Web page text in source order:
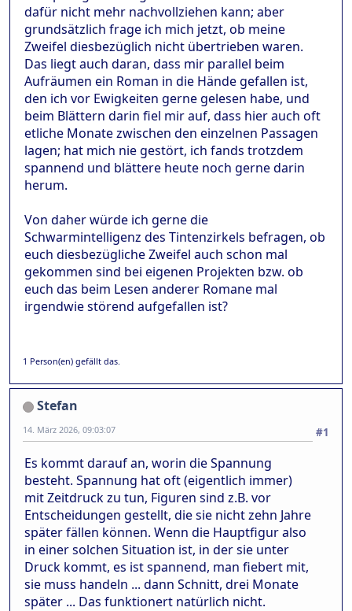
dafür nicht mehr nachvollziehen kann; aber
grundsätzlich frage ich mich jetzt, ob meine
Zweifel diesbezüglich nicht übertrieben waren.
Das liegt auch daran, dass mir parallel beim
Aufräumen ein Roman in die Hände gefallen ist,
den ich vor Ewigkeiten gerne gelesen habe, und
beim Blättern darin fiel mir auf, dass hier auch oft
etliche Monate zwischen den einzelnen Passagen
lagen; hat mich nie gestört, ich fands trotzdem
spannend und blättere heute noch gerne darin
herum.
Von daher würde ich gerne die
Schwarmintelligenz des Tintenzirkels befragen, ob
euch diesbezügliche Zweifel auch schon mal
gekommen sind bei eigenen Projekten bzw. ob
euch das beim Lesen anderer Romane mal
irgendwie störend aufgefallen ist?
1 Person(en) gefällt das.
Stefan
#1
14. März 2026, 09:03:07
Es kommt darauf an, worin die Spannung
besteht. Spannung hat oft (eigentlich immer)
mit Zeitdruck zu tun, Figuren sind z.B. vor
Entscheidungen gestellt, die sie nicht zehn Jahre
später fällen können. Wenn die Hauptfigur also
in einer solchen Situation ist, in der sie unter
Druck kommt, es ist spannend, man fiebert mit,
sie muss handeln ... dann Schnitt, drei Monate
später ... Das funktionert natürlich nicht.